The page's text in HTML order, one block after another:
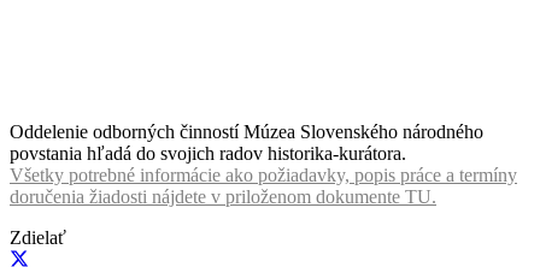
Oddelenie odborných činností Múzea Slovenského národného
povstania hľadá do svojich radov historika-kurátora.
Všetky potrebné informácie ako požiadavky, popis práce a termíny
doručenia žiadosti nájdete v priloženom dokumente TU.
Zdielať